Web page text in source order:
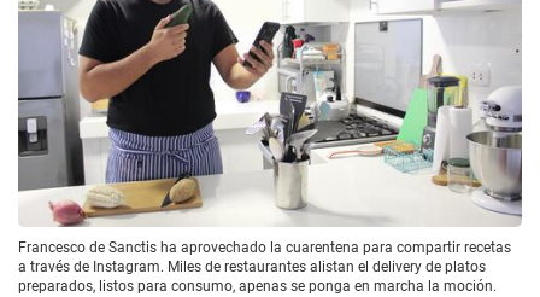
Francesco de Sanctis ha aprovechado la cuarentena para compartir recetas
a través de Instagram. Miles de restaurantes alistan el delivery de platos
preparados, listos para consumo, apenas se ponga en marcha la moción.